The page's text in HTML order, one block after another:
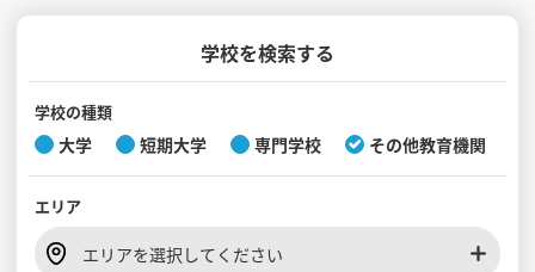
オープンキャンパスを探す
入試・受験入門
学校を検索する
学校の種類
大学 短期大学 専門学校 その他教育機関
エリア
エリアを選択してください